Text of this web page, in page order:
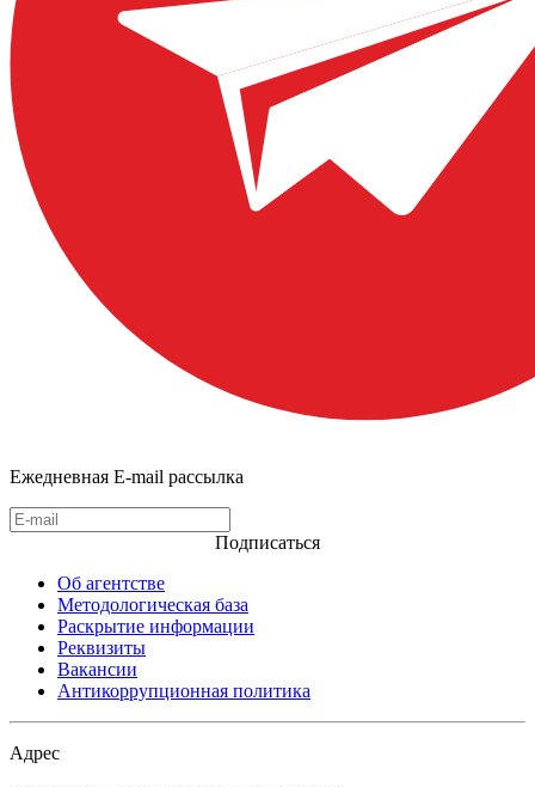
Ежедневная E-mail рассылка
Подписаться
Об агентстве
Методологическая база
Раскрытие информации
Реквизиты
Вакансии
Антикоррупционная политика
Адрес